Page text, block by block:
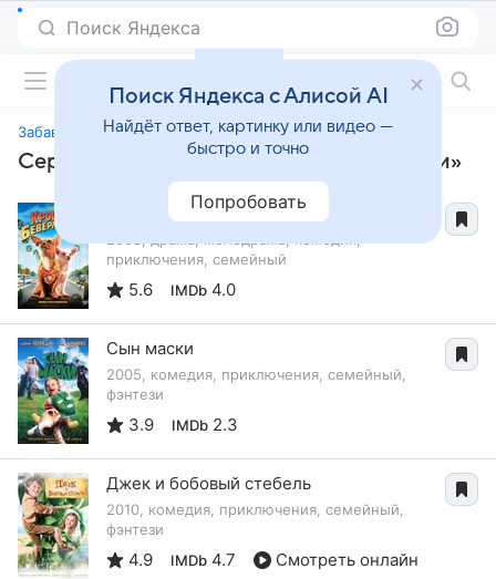
Поиск Яндекса
Забавные истории
Сериалы, похожие на «Забавные истории»
Крошка из Беверли-Хиллз
приключения, семейный
5.6 IMDb 4.0
Сын маски
2005, комедия, приключения, семейный,
фэнтези
3.9 IMDb 2.3
Джек и бобовый стебель
2010, комедия, приключения, семейный,
фэнтези
4.9 IMDb 4.7 Смотреть онлайн
Поиск Яндекса с Алисой AI
Найдёт ответ, картинку или видео —
быстро и точно
Попробовать